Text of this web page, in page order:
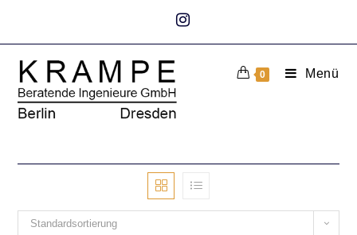
0 Menü
Standardsortierung